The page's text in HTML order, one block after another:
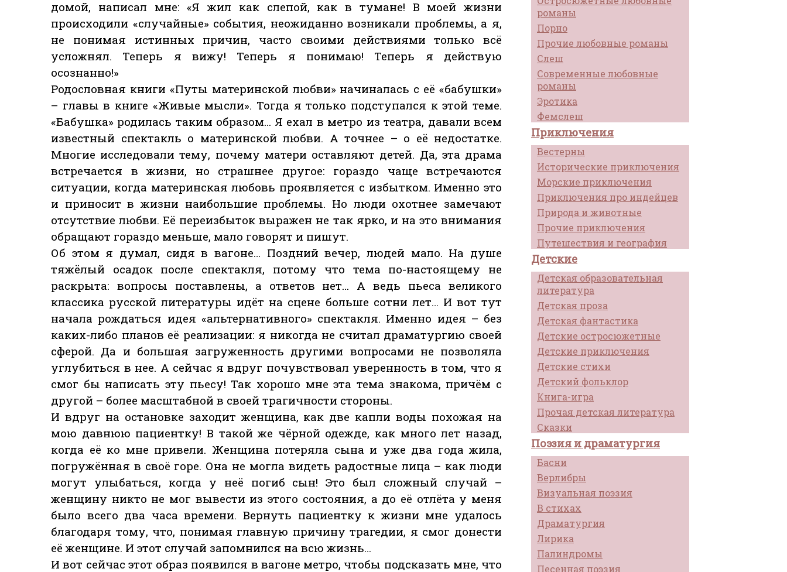
романы
Порно
Прочие любовные романы
Слеш
Современные любовные
романы
Эротика
Фемслеш
Приключения
Вестерны
Исторические приключения
Морские приключения
Приключения про индейцев
Природа и животные
Прочие приключения
Путешествия и география
Детские
Детская образовательная
литература
Детская проза
Детская фантастика
Детские остросюжетные
Детские приключения
Детские стихи
Детский фольклор
Книга-игра
Прочая детская литература
Сказки
Поэзия и драматургия
Басни
Верлибры
Визуальная поэзия
В стихах
Драматургия
Лирика
Палиндромы
Песенная поэзия
домой, написал мне: «Я жил как слепой, как в тумане! В моей жизни
происходили «случайные» события, неожиданно возникали проблемы, а я,
не понимая истинных причин, часто своими действиями только всё
усложнял. Теперь я вижу! Теперь я понимаю! Теперь я действую
осознанно!»
Родословная книги «Путы материнской любви» начиналась с её «бабушки»
– главы в книге «Живые мысли». Тогда я только подступался к этой теме.
«Бабушка» родилась таким образом… Я ехал в метро из театра, давали всем
известный спектакль о материнской любви. А точнее – о её недостатке.
Многие исследовали тему, почему матери оставляют детей. Да, эта драма
встречается в жизни, но страшнее другое: гораздо чаще встречаются
ситуации, когда материнская любовь проявляется с избытком. Именно это
и приносит в жизни наибольшие проблемы. Но люди охотнее замечают
отсутствие любви. Её переизбыток выражен не так ярко, и на это внимания
обращают гораздо меньше, мало говорят и пишут.
Об этом я думал, сидя в вагоне… Поздний вечер, людей мало. На душе
тяжёлый осадок после спектакля, потому что тема по-настоящему не
раскрыта: вопросы поставлены, а ответов нет… А ведь пьеса великого
классика русской литературы идёт на сцене больше сотни лет… И вот тут
начала рождаться идея «альтернативного» спектакля. Именно идея – без
каких-либо планов её реализации: я никогда не считал драматургию своей
сферой. Да и большая загруженность другими вопросами не позволяла
углубиться в нее. А сейчас я вдруг почувствовал уверенность в том, что я
смог бы написать эту пьесу! Так хорошо мне эта тема знакома, причём с
другой – более масштабной в своей трагичности стороны.
И вдруг на остановке заходит женщина, как две капли воды похожая на
мою давнюю пациентку! В такой же чёрной одежде, как много лет назад,
когда её ко мне привели. Женщина потеряла сына и уже два года жила,
погружённая в своё горе. Она не могла видеть радостные лица – как люди
могут улыбаться, когда у неё погиб сын! Это был сложный случай –
женщину никто не мог вывести из этого состояния, а до её отлёта у меня
было всего два часа времени. Вернуть пациентку к жизни мне удалось
благодаря тому, что, понимая главную причину трагедии, я смог донести
её женщине. И этот случай запомнился на всю жизнь…
И вот сейчас этот образ появился в вагоне метро, чтобы подсказать мне, что